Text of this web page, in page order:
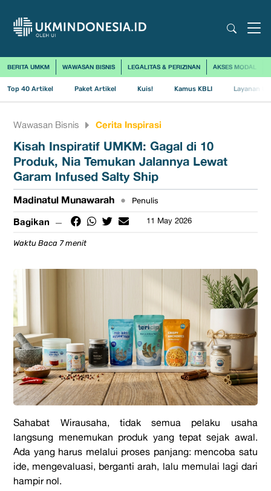
BERITA UMKM WAWASAN BISNIS LEGALITAS & PERIZINAN AKSES MODAL
Top 40 Artikel Paket Artikel Kuis! Kamus KBLI Layanan
Wawasan Bisnis Cerita Inspirasi
Kisah Inspiratif UMKM: Gagal di 10
Produk, Nia Temukan Jalannya Lewat
Garam Infused Salty Ship
Madinatul Munawarah • Penulis
Bagikan 11 May 2026
Waktu Baca 7 menit
Sahabat Wirausaha, tidak semua pelaku usaha
langsung menemukan produk yang tepat sejak awal.
Ada yang harus melalui proses panjang: mencoba satu
ide, mengevaluasi, berganti arah, lalu memulai lagi dari
hampir nol.